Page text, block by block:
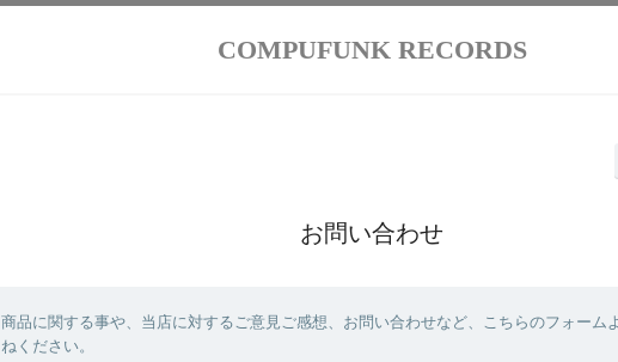
COMPUFUNK RECORDS
お問い合わせ
商品に関する事や、当店に対するご意見ご感想、お問い合わせなど、こちらのフォーム
ねください。